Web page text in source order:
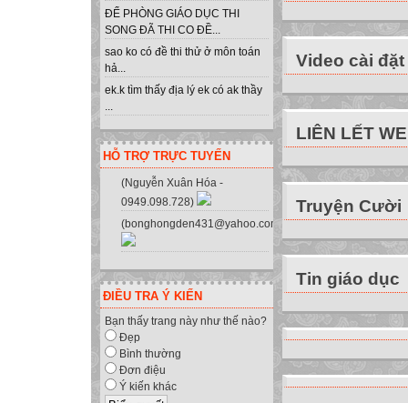
ĐỂ PHÒNG GIÁO DỤC THI
SONG ĐÃ THI CO ĐỀ...
sao ko có đề thi thử ở môn toán
hả...
ek.k tìm thấy địa lý ek có ak thầy
...
HỖ TRỢ TRỰC TUYẾN
(Nguyễn Xuân Hóa -
0949.098.728)
(bonghongden431@yahoo.com.vn)
ĐIỀU TRA Ý KIẾN
Bạn thấy trang này như thế nào?
Đẹp
Bình thường
Đơn điệu
Ý kiến khác
Có cách nào
tiết 28
thao tác với
a/ Sao chép nội
Nháy nút Copy
Chọn ô muốn
Nháy nút Paste
Chú ý
thao tác với
b) Di chuyển nội
a) Sao chép nội
tiết 28
thao tác với
b) Di chuyển nội
Chọn ô hoặc
Video cài đặt
LIÊN LẾT
Truyện Cười
Tin giáo dục